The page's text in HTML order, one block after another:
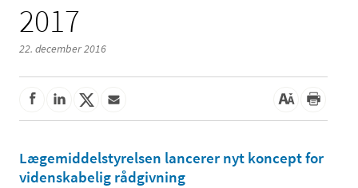
2017
22. december 2016
Lægemiddelstyrelsen lancerer nyt koncept for
videnskabelig rådgivning